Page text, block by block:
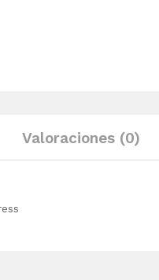
Valoraciones (0)